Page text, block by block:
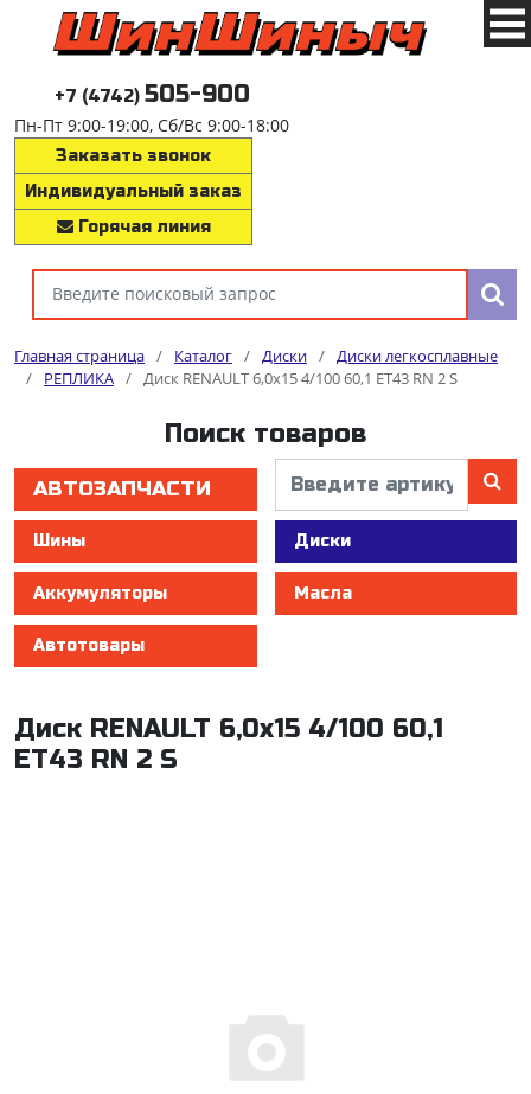
+7 (4742) 505-900
Пн-Пт 9:00-19:00, Сб/Вс 9:00-18:00
Заказать звонок
Индивидуальный заказ
Горячая линия
Главная страница / Каталог / Диски / Диски легкосплавные
/
РЕПЛИКА / Диск RENAULT 6,0x15 4/100 60,1 ET43 RN 2 S
Поиск товаров
АВТОЗАПЧАСТИ
Шины Диски
Аккумуляторы Масла
Автотовары
Диск RENAULT 6,0x15 4/100 60,1
ET43 RN 2 S